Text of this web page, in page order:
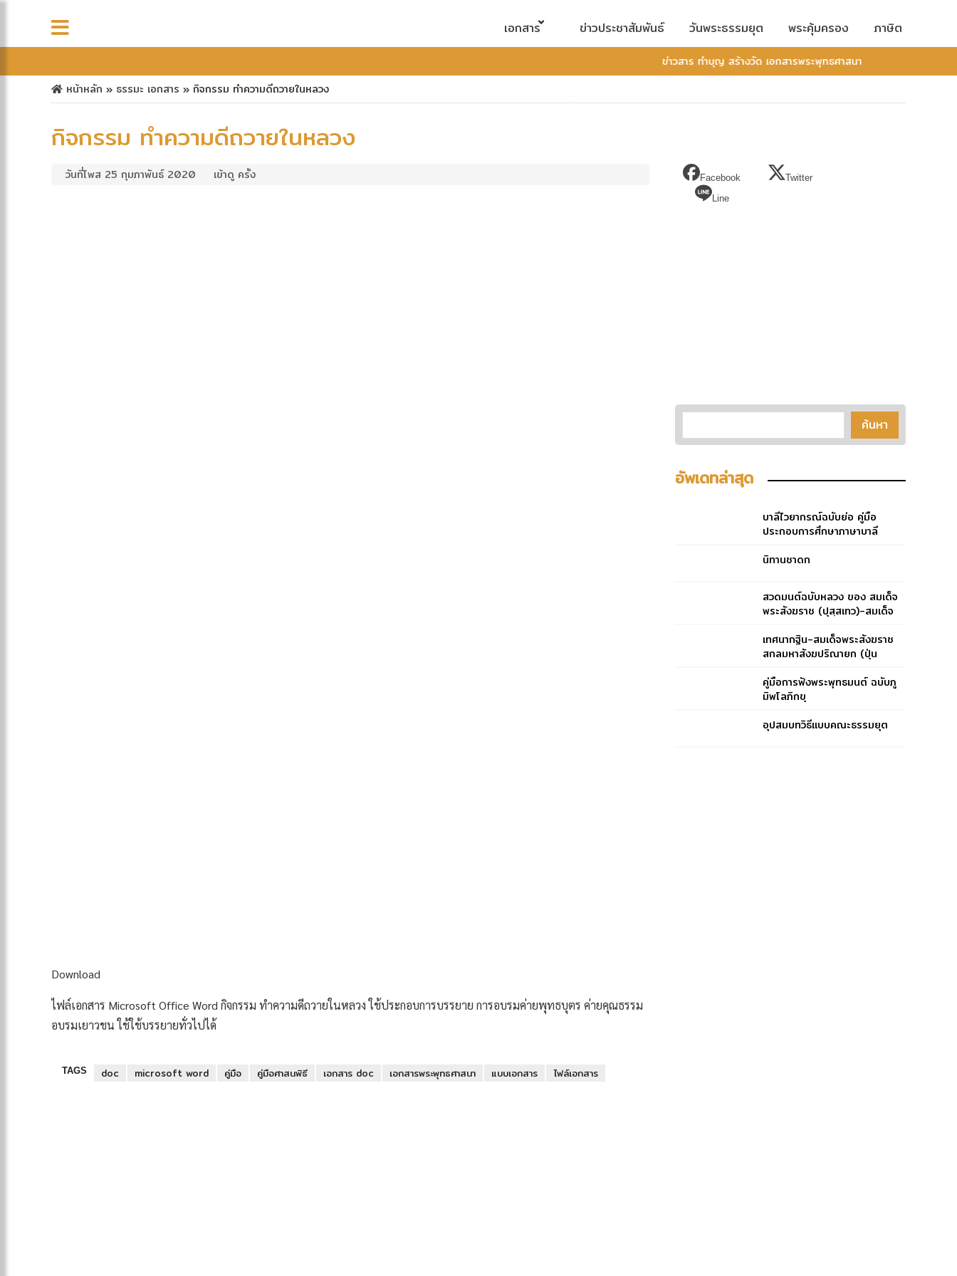
เอกสาร ข่าวประชาสัมพันธ์ วันพระธรรมยุต พระคุ้มครอง ภาษิต
ข่าวสาร ทำบุญ สร้างวัด เอกสารพระพุทธศาสนา
หน้าหลัก » ธรรมะ เอกสาร » กิจกรรม ทำความดีถวายในหลวง
กิจกรรม ทำความดีถวายในหลวง
วันที่โพส 25 กุมภาพันธ์ 2020 เข้าดู ครั้ง
Download
ไฟล์เอกสาร Microsoft Office Word กิจกรรม ทำความดีถวายในหลวง ใช้ประกอบการบรรยาย การอบรมค่ายพุทธบุตร ค่ายคุณธรรม
อบรมเยาวชน ใช้ใช้บรรยายทั่วไปได้
TAGS doc microsoft word คู่มือ คู่มือศาสนพิธี เอกสาร doc เอกสารพระพุทธศาสนา แบบเอกสาร ไฟล์เอกสาร
Facebook
Twitter
Line
อัพเดทล่าสุด
บาลีไวยากรณ์ฉบับย่อ คู่มือ
ประกอบการศึกษาภาษาบาลี
๓
นิทานชาดก
สวดมนต์ฉบับหลวง ของ สมเด็จ
พระสังฆราช (ปุสฺสเทว)-สมเด็จ
เทศนากฐิน-สมเด็จพระสังฆราช
สกลมหาสังฆปริณายก (ปุ่น
คู่มือการฟังพระพุทธมนต์ ฉบับภู
มิพโลภิกขุ
อุปสมบทวิธีแบบคณะธรรมยุต